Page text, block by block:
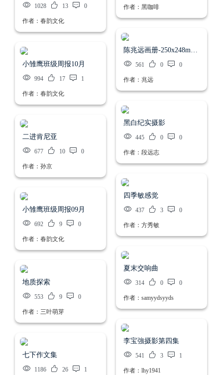
作者：黑咖啡
1028 13 0
作者：春韵文化
陈兆远画册-250x248mm软皮平装-文档231120-1034
561 0 0
作者：兆远
小雏鹰班级周报10月
994 17 1
作者：春韵文化
黑白纪实摄影
445 0 0
作者：段远志
二进肯尼亚
677 10 0
作者：孙京
四季敏感觉
437 3 0
作者：方秀敏
小雏鹰班级周报09月
692 9 0
作者：春韵文化
夏末交响曲
314 0 0
作者：samyydsyyds
地质探索
553 9 0
作者：三叶萌芽
李宝強摄影第四集
541 3 1
作者：lhy1941
七下作文集
1186 26 1